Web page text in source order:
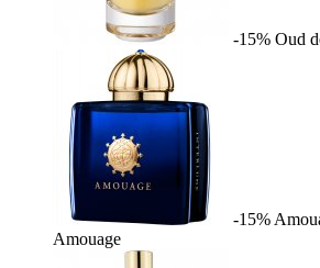
-15% Oud
-15%
Amouage